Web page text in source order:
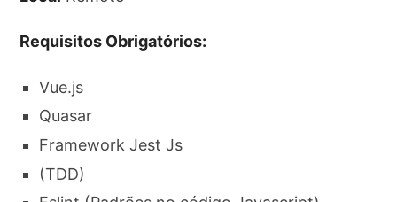
Requisitos Obrigatórios:
Vue.js
Quasar
Framework Jest Js
(TDD)